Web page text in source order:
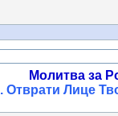
Молитва за
Лице